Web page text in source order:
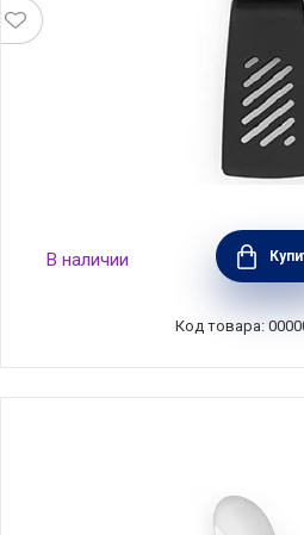
Лопатка кухонная с
28,2см, нержавеющая
стальной матовый,
В наличии
Код товара: